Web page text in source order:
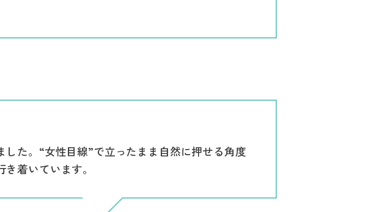
た。“女性目線”で立ったまま自然に押せる角度
着いています。